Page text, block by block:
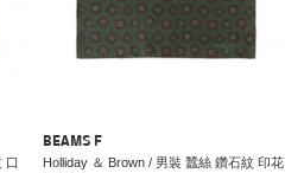
口
BEAMS F
Holliday ＆ Brown / 男裝 蠶絲 鑽石紋 印花